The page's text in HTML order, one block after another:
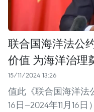
联合国海洋法公
价值 为海洋治理
15/11/2024 13:26
值此《联合国海洋法
16日—2024年11月16